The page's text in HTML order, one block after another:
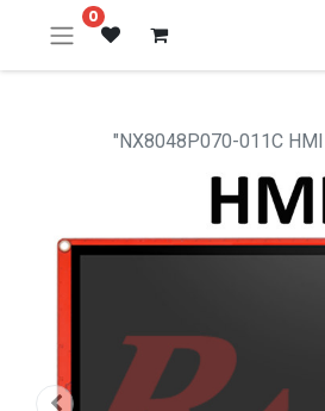
0
NX8048P070-011C HMI